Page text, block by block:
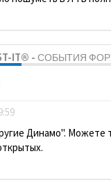
IT® - СОБЫТИЯ
Динамо". Можете